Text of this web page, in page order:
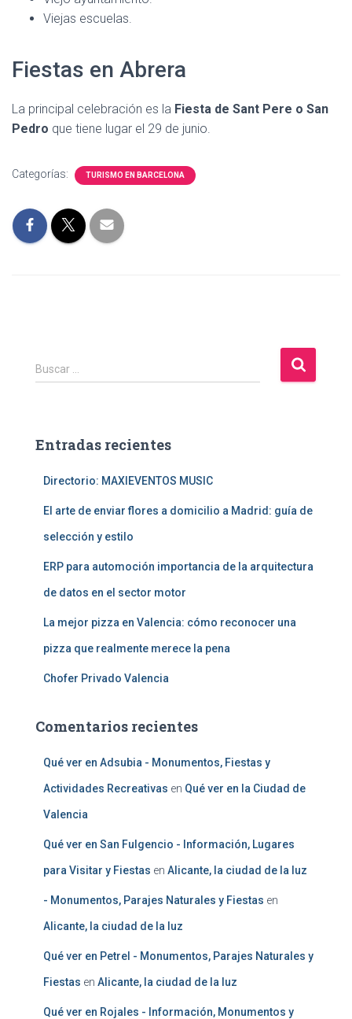
Viejas escuelas.
Fiestas en Abrera
La principal celebración es la Fiesta de Sant Pere o San
Pedro que tiene lugar el 29 de junio.
Categorías: TURISMO EN BARCELONA
B
u
r
Buscar …
Entradas recientes
Directorio: MAXIEVENTOS MUSIC
El arte de enviar flores a domicilio a Madrid: guía de
selección y estilo
ERP para automoción importancia de la arquitectura
de datos en el sector motor
La mejor pizza en Valencia: cómo reconocer una
pizza que realmente merece la pena
Chofer Privado Valencia
Comentarios recientes
Qué ver en Adsubia - Monumentos, Fiestas y
Actividades Recreativas en Qué ver en la Ciudad de
Valencia
Qué ver en San Fulgencio - Información, Lugares
para Visitar y Fiestas en Alicante, la ciudad de la luz
- Monumentos, Parajes Naturales y Fiestas en
Alicante, la ciudad de la luz
Qué ver en Petrel - Monumentos, Parajes Naturales y
Fiestas en Alicante, la ciudad de la luz
Qué ver en Rojales - Información, Monumentos y